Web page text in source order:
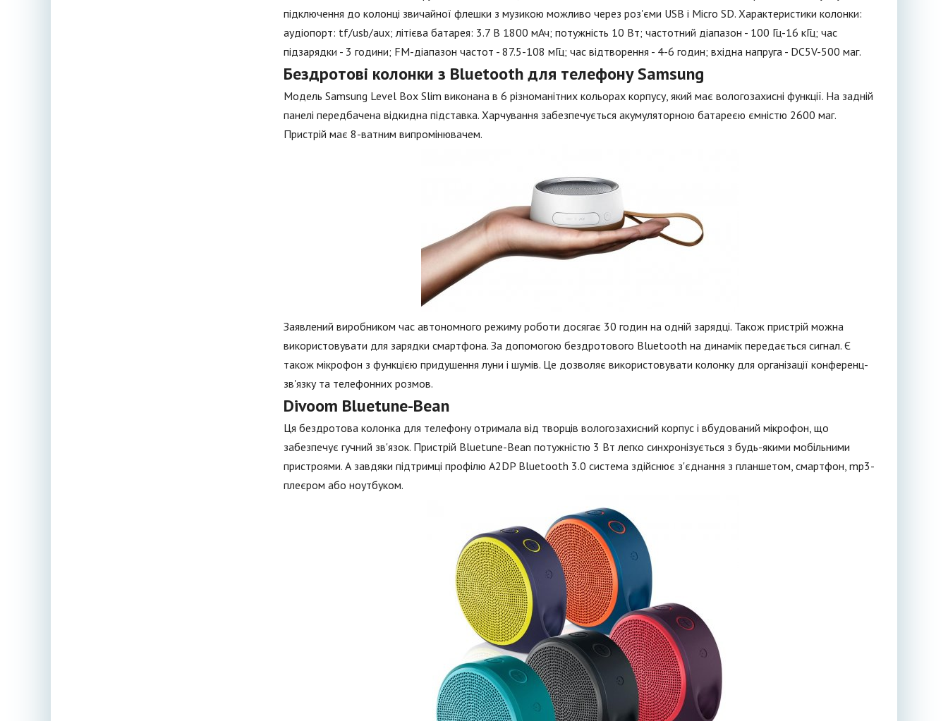
підключення до колонці звичайної флешки з музикою можливо через роз'єми USB і Micro SD. Характеристики колонки:
аудіопорт: tf/usb/aux; літієва батарея: 3.7 В 1800 мАч; потужність 10 Вт; частотний діапазон - 100 Гц-16 кГц; час
підзарядки - 3 години; FM-діапазон частот - 87.5-108 мГц; час відтворення - 4-6 годин; вхідна напруга - DC5V-500 маг.
Бездротові колонки з Bluetooth для телефону Samsung
Модель Samsung Level Box Slim виконана в 6 різноманітних кольорах корпусу, який має вологозахисні функції. На задній
панелі передбачена відкидна підставка. Харчування забезпечується акумуляторною батареєю ємністю 2600 маг.
Пристрій має 8-ватним випромінювачем.
Заявлений виробником час автономного режиму роботи досягає 30 годин на одній зарядці. Також пристрій можна
використовувати для зарядки смартфона. За допомогою бездротового Bluetooth на динамік передається сигнал. Є
також мікрофон з функцією придушення луни і шумів. Це дозволяє використовувати колонку для організації конференц-
зв'язку та телефонних розмов.
Divoom Bluetune-Bean
Ця бездротова колонка для телефону отримала від творців вологозахисний корпус і вбудований мікрофон, що
забезпечує гучний зв'язок. Пристрій Bluetune-Bean потужністю 3 Вт легко синхронізується з будь-якими мобільними
пристроями. А завдяки підтримці профілю A2DP Bluetooth 3.0 система здійснює з'єднання з планшетом, смартфон, mp3-
плеєром або ноутбуком.